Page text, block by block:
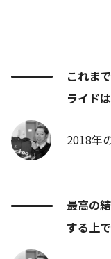
これま
ライド
2018年
最高の
する上